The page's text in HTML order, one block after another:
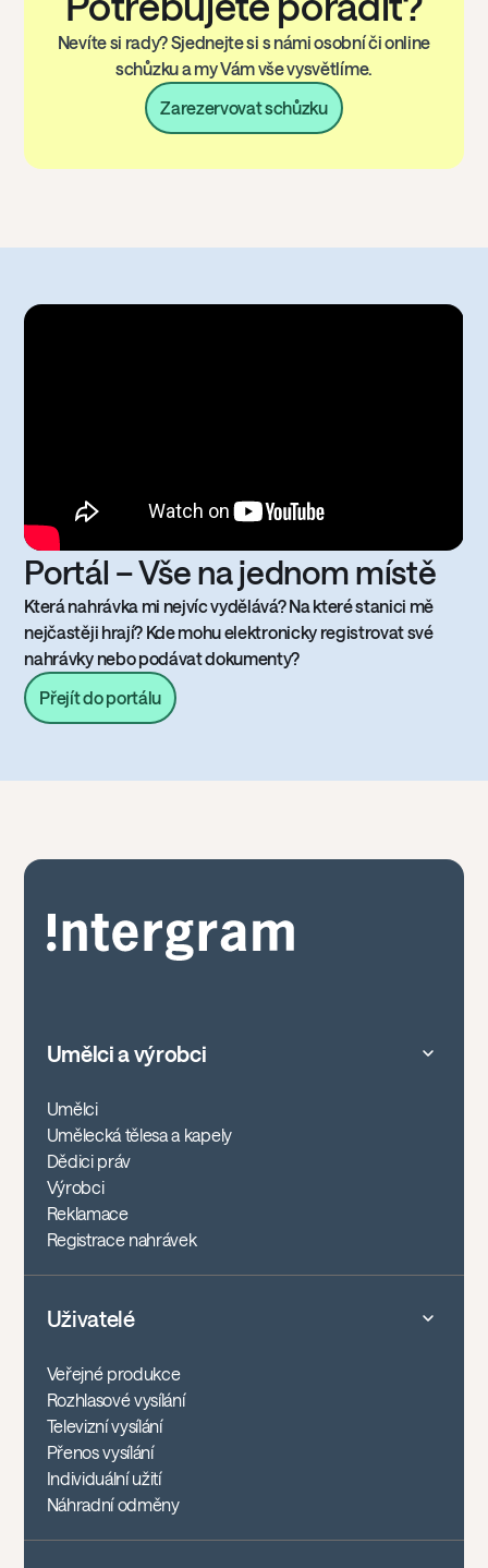
Nevíte si rady? Sjednejte si s námi osobní či online
schůzku a my Vám vše vysvětlíme.
Zarezervovat schůzku
Portál – Vše na jednom místě
Která nahrávka mi nejvíc vydělává? Na které stanici mě
nejčastěji hrají? Kde mohu elektronicky registrovat své
nahrávky nebo podávat dokumenty?
Přejít do portálu
Umělci a výrobci
Umělci
Umělecká tělesa a kapely
Dědici práv
Výrobci
Reklamace
Registrace nahrávek
Uživatelé
Veřejné produkce
Rozhlasové vysílání
Televizní vysílání
Přenos vysílání
Individuální užití
Náhradní odměny